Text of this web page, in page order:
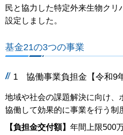
民と協力した特定外来生物クリ
設定しました。
基金21の3つの事業
1 協働事業負担金【令和9
地域や社会の課題解決に向け、
協働して効果的に事業を行う制
【負担金交付額】 年間上限500